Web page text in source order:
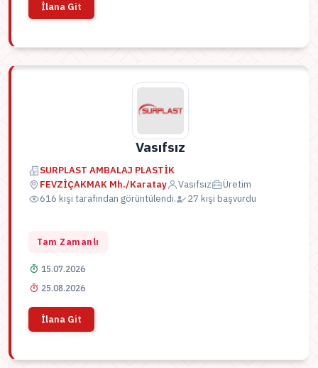
İlana Git
Vasıfsız
SURPLAST AMBALAJ PLASTİK
FEVZİÇAKMAK Mh./Karatay
Vasıfsız
Üretim
616 kişi tarafından görüntülendi.
27 kişi başvurdu
Tam Zamanlı
15.07.2026
25.08.2026
İlana Git